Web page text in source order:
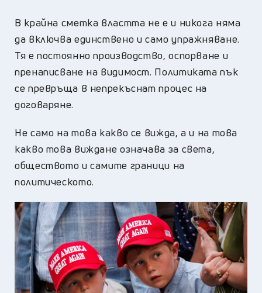
В крайна сметка властта не е и никога няма
да включва единствено и само упражняване.
Тя е постоянно производство, оспорване и
пренаписване на видимост. Политиката пък
се превръща в непрекъснат процес на
договаряне.
Не само на това какво се вижда, а и на това
какво това виждане означава за света,
обществото и самите граници на
политическото.